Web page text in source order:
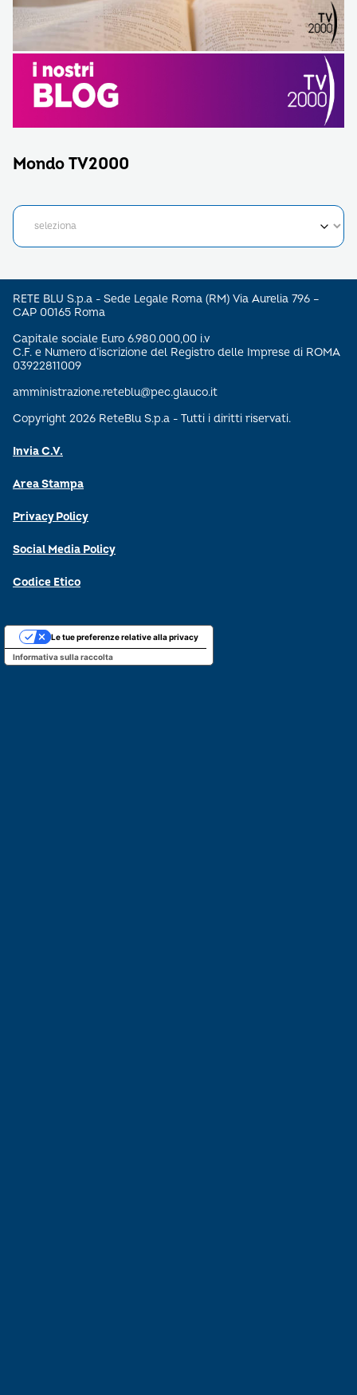
Mondo TV2000
RETE BLU S.p.a - Sede Legale Roma (RM) Via Aurelia 796 –
CAP 00165 Roma
Capitale sociale Euro 6.980.000,00 i.v
C.F. e Numero d’iscrizione del Registro delle Imprese di ROMA
03922811009
amministrazione.reteblu@pec.glauco.it
Copyright 2026 ReteBlu S.p.a - Tutti i diritti riservati.
Invia C.V.
Area Stampa
Privacy Policy
Social Media Policy
Codice Etico
Informativa sulla raccolta
Le tue preferenze relative alla privacy